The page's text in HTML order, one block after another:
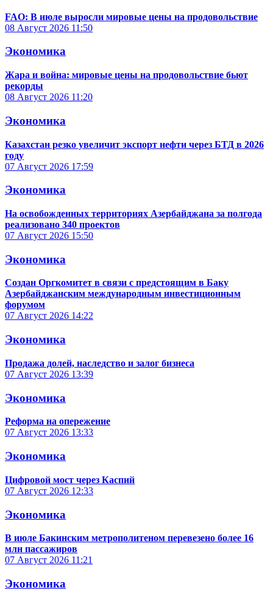
FAO: В июле выросли мировые цены на продовольствие
08 Август 2026 11:50
Экономика
Жара и война: мировые цены на продовольствие бьют
рекорды
08 Август 2026 11:20
Экономика
Казахстан резко увеличит экспорт нефти через БТД в 2026
году
07 Август 2026 17:59
Экономика
На освобожденных территориях Азербайджана за полгода
реализовано 340 проектов
07 Август 2026 15:50
Экономика
Создан Оргкомитет в связи с предстоящим в Баку
Азербайджанским международным инвестиционным
форумом
07 Август 2026 14:22
Экономика
Продажа долей, наследство и залог бизнеса
07 Август 2026 13:39
Экономика
Реформа на опережение
07 Август 2026 13:33
Экономика
Цифровой мост через Каспий
07 Август 2026 12:33
Экономика
В июле Бакинским метрополитеном перевезено более 16
млн пассажиров
07 Август 2026 11:21
Экономика